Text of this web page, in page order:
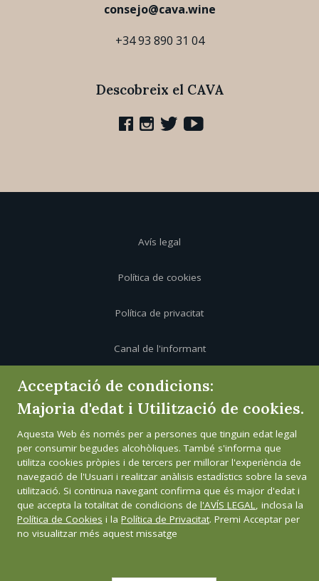
consejo@cava.wine
+34 93 890 31 04
Descobreix el CAVA
Avís legal
Política de cookies
Política de privacitat
Canal de l'informant
Acceptació de condicions:
Majoria d'edat i Utilització de cookies.
Aquesta Web és només per a persones que tinguin edat legal
per consumir begudes alcohòliques. També s'informa que
utilitza cookies pròpies i de tercers per millorar l'experiència de
navegació de l'Usuari i realitzar anàlisis estadístics sobre la seva
utilització. Si continua navegant confirma que és major d'edat i
que accepta la totalitat de condicions de l'AVÍS LEGAL, inclosa la
Política de Cookies i la Política de Privacitat. Premi Acceptar per
no visualitzar més aquest missatge